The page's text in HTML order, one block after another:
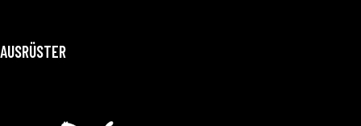
AUSRÜSTER